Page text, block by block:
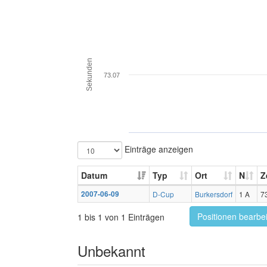
Sekunden 73.07
Einträge anzeigen
Datum Typ Ort N
2007-06-09 D-Cup Burkersdorf 1 A
1 bis 1 von 1 Einträgen Positionen
Unbekannt